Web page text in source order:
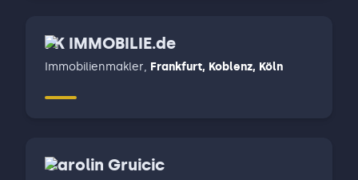
PK IMMOBILIE.de
Immobilienmakler, Frankfurt, Koblenz, Köln
Carolin Gruicic